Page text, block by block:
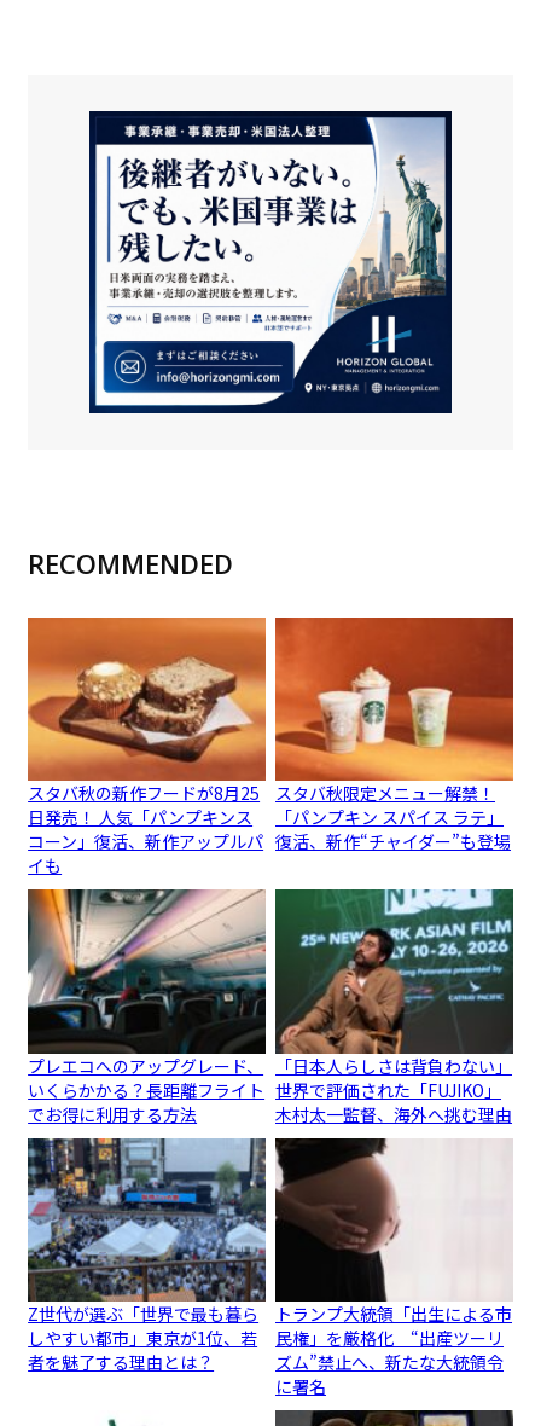
RECOMMENDED
スタバ秋の新作フードが8月25
日発売！ 人気「パンプキンス
コーン」復活、新作アップルパ
イも
スタバ秋限定メニュー解禁！
「パンプキン スパイス ラテ」
復活、新作“チャイダー”も登場
プレエコへのアップグレード、
いくらかかる？長距離フライト
でお得に利用する方法
「日本人らしさは背負わない」
世界で評価された「FUJIKO」
木村太一監督、海外へ挑む理由
Z世代が選ぶ「世界で最も暮ら
しやすい都市」東京が1位、若
者を魅了する理由とは？
トランプ大統領「出生による市
民権」を厳格化 “出産ツーリ
ズム”禁止へ、新たな大統領令
に署名